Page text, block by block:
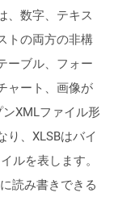
、数字、テキス
トの両方の非構
ーブル、フォー
ャート、画像が
XMLファイル形
り、XLSBはバイ
ルを表します。
読み書きできる